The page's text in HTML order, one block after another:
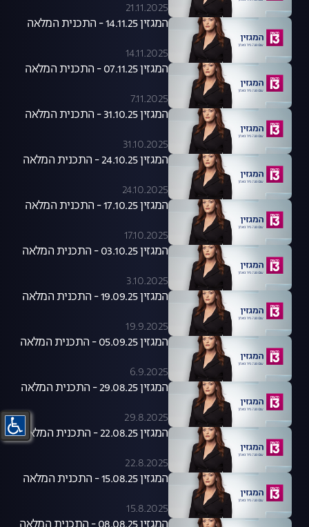
21.11.2025
המגזין 14.11.25 - התכנית המלאה
14.11.2025
המגזין 07.11.25 - התכנית המלאה
7.11.2025
המגזין 31.10.25 - התכנית המלאה
31.10.2025
המגזין 24.10.25 - התכנית המלאה
24.10.2025
המגזין 17.10.25 - התכנית המלאה
17.10.2025
המגזין 03.10.25 - התכנית המלאה
3.10.2025
המגזין 19.09.25 - התכנית המלאה
19.9.2025
המגזין 05.09.25 - התכנית המלאה
6.9.2025
המגזין 29.08.25 - התכנית המלאה
29.8.2025
המגזין 22.08.25 - התכנית המלאה
22.8.2025
המגזין 15.08.25 - התכנית המלאה
15.8.2025